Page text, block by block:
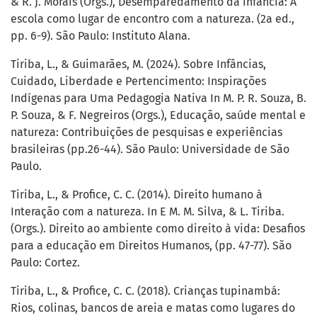
escola como lugar de encontro com a natureza. (2a ed.,
pp. 6-9). São Paulo: Instituto Alana.
Tiriba, L., & Guimarães, M. (2024). Sobre Infâncias,
Cuidado, Liberdade e Pertencimento: Inspirações
Indígenas para Uma Pedagogia Nativa In M. P. R. Souza, B.
P. Souza, & F. Negreiros (Orgs.), Educação, saúde mental e
natureza: Contribuições de pesquisas e experiências
brasileiras (pp.26-44). São Paulo: Universidade de São
Paulo.
Tiriba, L., & Profice, C. C. (2014). Direito humano à
Interação com a natureza. In E M. M. Silva, & L. Tiriba.
(Orgs.). Direito ao ambiente como direito à vida: Desafios
para a educação em Direitos Humanos, (pp. 47-77). São
Paulo: Cortez.
Tiriba, L., & Profice, C. C. (2018). Crianças tupinambá:
Rios, colinas, bancos de areia e matas como lugares do